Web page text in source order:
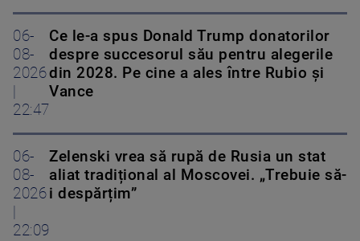
06-
08-
2026
22:47
Ce le-a spus Donald Trump donatorilor
despre succesorul său pentru alegerile
din 2028. Pe cine a ales între Rubio și
Vance
06-
08-
2026
22:09
Zelenski vrea să rupă de Rusia un stat
aliat tradițional al Moscovei. „Trebuie să-
i despărțim”